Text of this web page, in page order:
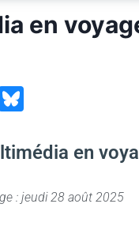
en
e
k
en
: jeudi 28 août 2025